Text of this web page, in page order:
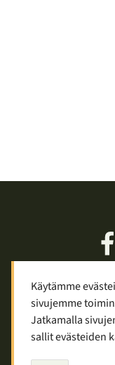
Copyright ©
Käytämme
sivujemme
Jatkamalla
sallit evästeiden